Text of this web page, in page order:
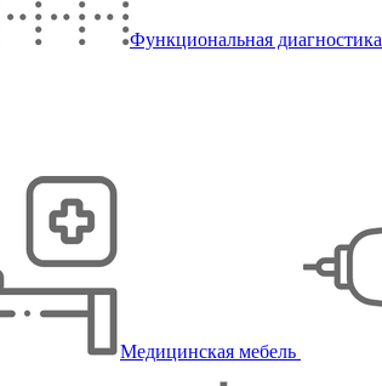
Функциональная диагностика
Медицинская мебель